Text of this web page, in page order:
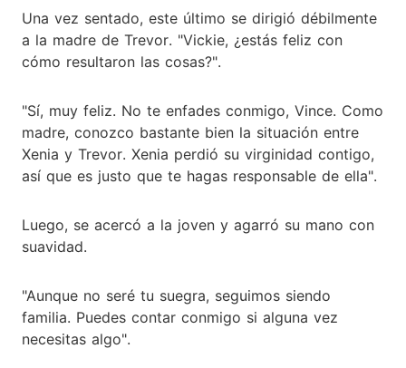
Una vez sentado, este último se dirigió débilmente
a la madre de Trevor. "Vickie, ¿estás feliz con
cómo resultaron las cosas?".
"Sí, muy feliz. No te enfades conmigo, Vince. Como
madre, conozco bastante bien la situación entre
Xenia y Trevor. Xenia perdió su virginidad contigo,
así que es justo que te hagas responsable de ella".
Luego, se acercó a la joven y agarró su mano con
suavidad.
"Aunque no seré tu suegra, seguimos siendo
familia. Puedes contar conmigo si alguna vez
necesitas algo".